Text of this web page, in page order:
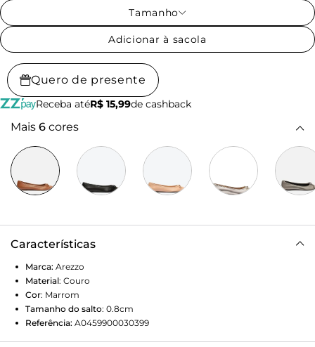
Tamanho
Adicionar à sacola
Quero de presente
Receba atéR$ 15,99de cashback
Mais 6 cores
Características
Marca: Arezzo
Material: Couro
Cor: Marrom
Tamanho do salto: 0.8cm
Referência: A0459900030399